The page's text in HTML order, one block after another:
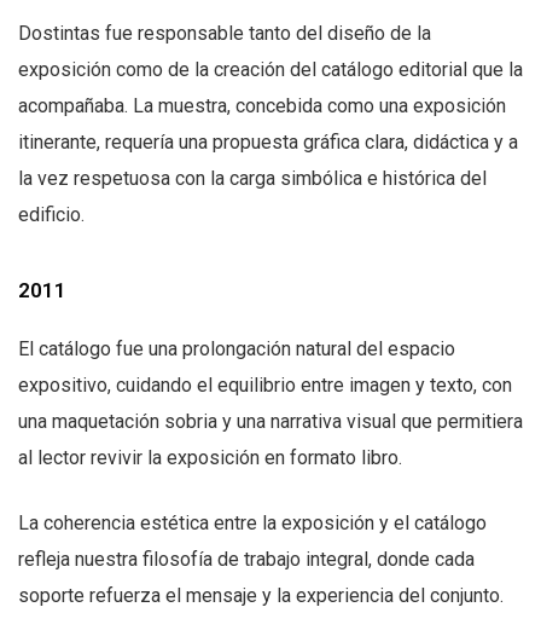
Dostintas fue responsable tanto del diseño de la
exposición como de la creación del catálogo editorial que la
acompañaba. La muestra, concebida como una exposición
itinerante, requería una propuesta gráfica clara, didáctica y a
la vez respetuosa con la carga simbólica e histórica del
edificio.
2011
El catálogo fue una prolongación natural del espacio
expositivo, cuidando el equilibrio entre imagen y texto, con
una maquetación sobria y una narrativa visual que permitiera
al lector revivir la exposición en formato libro.
La coherencia estética entre la exposición y el catálogo
refleja nuestra filosofía de trabajo integral, donde cada
soporte refuerza el mensaje y la experiencia del conjunto.